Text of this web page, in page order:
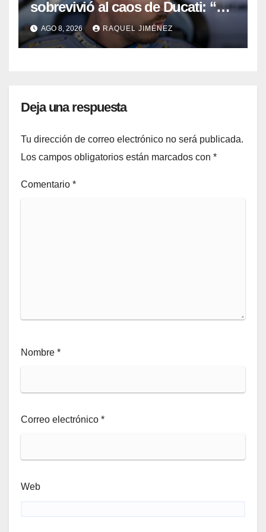
sobrevivió al caos de Ducati: “No
sé cómo acabé siendo el mejor”
AGO 8, 2026 RAQUEL JIMÉNEZ
Deja una respuesta
Tu dirección de correo electrónico no será publicada.
Los campos obligatorios están marcados con *
Comentario *
Nombre *
Correo electrónico *
Web